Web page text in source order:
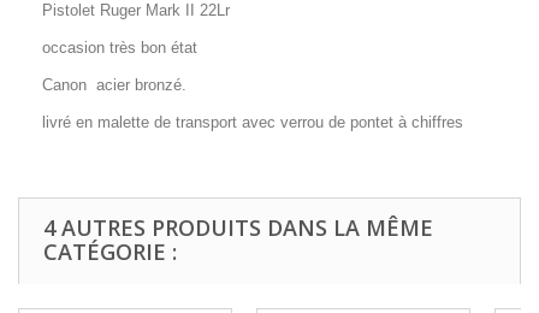
Pistolet Ruger Mark II 22Lr
occasion très bon état
Canon acier bronzé.
livré en malette de transport avec verrou de pontet à chiffres
4 AUTRES PRODUITS DANS LA MÊME
CATÉGORIE :